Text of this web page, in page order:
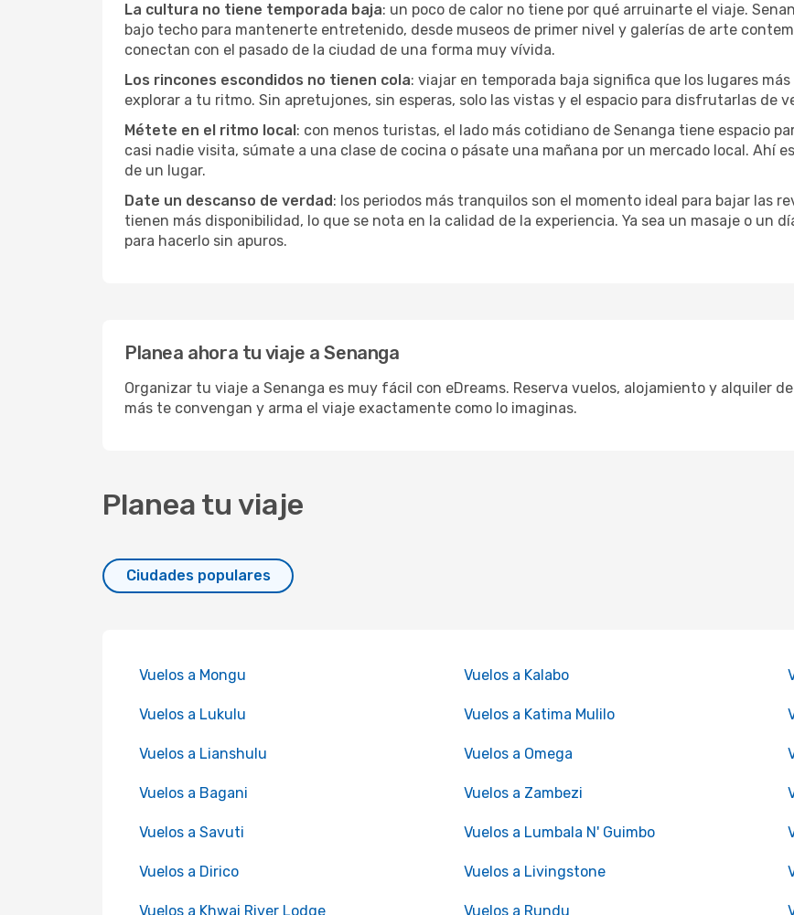
La cultura no tiene temporada baja: un poco de calor no tiene por qué arruinarte el viaje.
bajo techo para mantenerte entretenido, desde museos de primer nivel y galerías de arte
conectan con el pasado de la ciudad de una forma muy vívida.
Los rincones escondidos no tienen cola: viajar en temporada baja significa que los lugares
explorar a tu ritmo. Sin apretujones, sin esperas, solo las vistas y el espacio para disfrutarlas de
Métete en el ritmo local: con menos turistas, el lado más cotidiano de Senanga tiene espacio
casi nadie visita, súmate a una clase de cocina o pásate una mañana por un mercado local. Ahí
de un lugar.
Date un descanso de verdad: los periodos más tranquilos son el momento ideal para bajar las
tienen más disponibilidad, lo que se nota en la calidad de la experiencia. Ya sea un masaje o un
para hacerlo sin apuros.
Planea ahora tu viaje a Senanga
Organizar tu viaje a Senanga es muy fácil con eDreams. Reserva vuelos, alojamiento y alquiler
más te convengan y arma el viaje exactamente como lo imaginas.
Planea tu viaje
Ciudades populares
Vuelos a Mongu Vuelos a Kalabo
Vuelos a Lukulu Vuelos a Katima Mulilo
Vuelos a Lianshulu Vuelos a Omega
Vuelos a Bagani Vuelos a Zambezi
Vuelos a Savuti Vuelos a Lumbala N' Guimbo
Vuelos a Dirico Vuelos a Livingstone
Vuelos a Khwai River Lodge Vuelos a Rundu